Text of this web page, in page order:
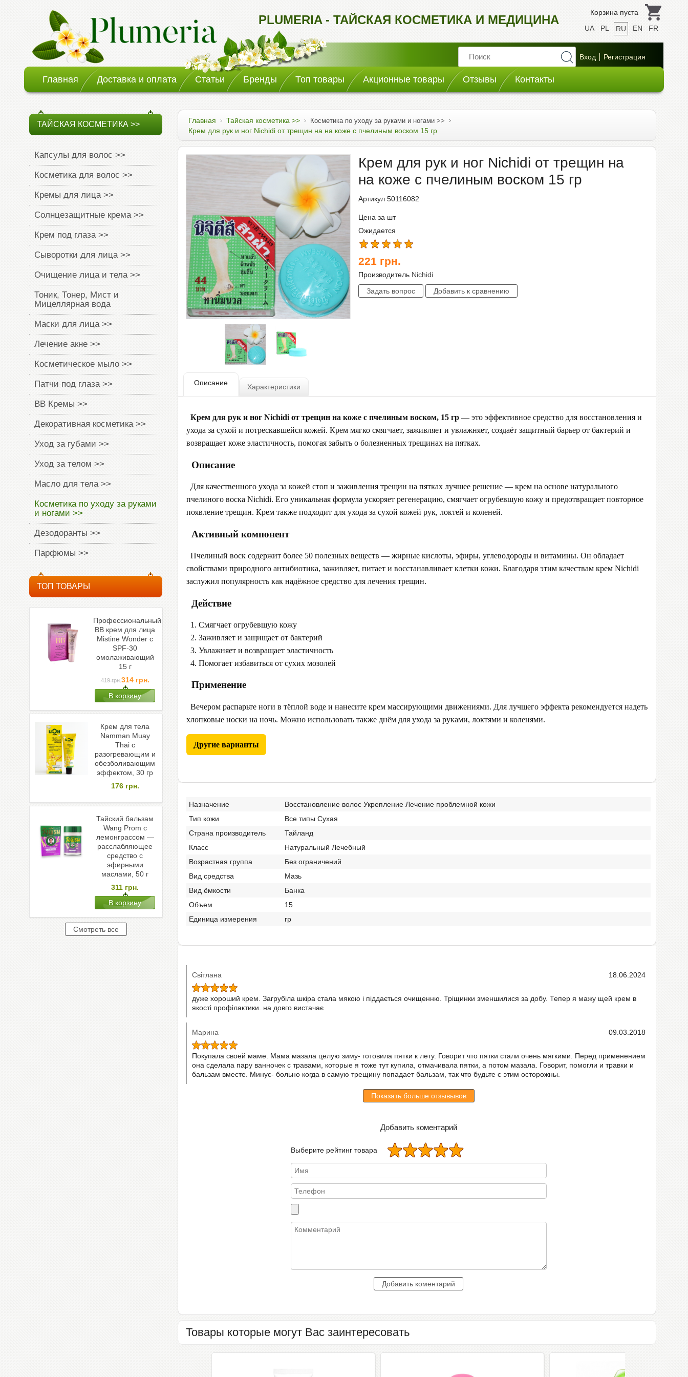
PLUMERIA - ТАЙСКАЯ КОСМЕТИКА И МЕДИЦИНА
Корзина пуста
UA
PL RU EN FR
Главная Доставка и оплата Статьи Бренды Топ товары Акционные товары Отзывы Контакты
ТАЙСКАЯ КОСМЕТИКА >>
Капсулы для волос >>
Косметика для волос >>
Кремы для лица >>
Солнцезащитные крема >>
Крем под глаза >>
Сыворотки для лица >>
Очищение лица и тела >>
Тоник, Тонер, Мист и
Мицеллярная вода
Маски для лица >>
Лечение акне >>
Косметическое мыло >>
Патчи под глаза >>
BB Кремы >>
Декоративная косметика >>
Уход за губами >>
Уход за телом >>
Масло для тела >>
Косметика по уходу за руками
и ногами >>
Дезодоранты >>
Парфюмы >>
ТОП ТОВАРЫ
Профессиональный
ВВ крем для лица
Mistine Wonder c
SPF-30
омолаживающий
15 г
419грн.314 грн.
Крем для тела
Namman Muay
Thai с
разогревающим и
обезболивающим
эффектом, 30 гр
176 грн.
Тайский бальзам
Wang Prom с
лемонграссом —
расслабляющее
средство с
эфирными
маслами, 50 г
311 грн.
Главная Тайская косметика >> Косметика по уходу за руками и ногами >>
Крем для рук и ног Nichidi от трещин на на коже с пчелиным воском 15 гр
Крем для рук и ног Nichidi от трещин на
на коже с пчелиным воском 15 гр
Артикул 50116082
Цена за шт
Ожидается
221 грн.
Производитель Nichidi
Описание Характеристики
Крем для рук и ног Nichidi от трещин на коже с пчелиным воском, 15 гр — это эффективное средство для восстановления и
ухода за сухой и потрескавшейся кожей. Крем мягко смягчает, заживляет и увлажняет, создаёт защитный барьер от бактерий и
возвращает коже эластичность, помогая забыть о болезненных трещинах на пятках.
Описание
Для качественного ухода за кожей стоп и заживления трещин на пятках лучшее решение — крем на основе натурального
пчелиного воска Nichidi. Его уникальная формула ускоряет регенерацию, смягчает огрубевшую кожу и предотвращает повторное
появление трещин. Крем также подходит для ухода за сухой кожей рук, локтей и коленей.
Активный компонент
Пчелиный воск содержит более 50 полезных веществ — жирные кислоты, эфиры, углеводороды и витамины. Он обладает
свойствами природного антибиотика, заживляет, питает и восстанавливает клетки кожи. Благодаря этим качествам крем Nichidi
заслужил популярность как надёжное средство для лечения трещин.
Действие
1. Смягчает огрубевшую кожу
2. Заживляет и защищает от бактерий
3. Увлажняет и возвращает эластичность
4. Помогает избавиться от сухих мозолей
Применение
Вечером распарьте ноги в тёплой воде и нанесите крем массирующими движениями. Для лучшего эффекта рекомендуется надеть
хлопковые носки на ночь. Можно использовать также днём для ухода за руками, локтями и коленями.
Другие варианты
Назначение
Восстановление волос Укрепление Лечение проблемной кожи
Тип кожи
Все типы Сухая
Страна производитель
Тайланд
Класс
Натуральный Лечебный
Возрастная группа
Без ограничений
Вид средства
Мазь
Вид ёмкости
Банка
Объем
15
Единица измерения
гр
Світлана 18.06.2024
дуже хороший крем. Загрубіла шкіра стала мякою і піддається очищенню. Тріщинки зменшилися за добу. Тепер я мажу щей крем в
якості профілактики. на довго вистачає
Марина 09.03.2018
Покупала своей маме. Мама мазала целую зиму- готовила пятки к лету. Говорит что пятки стали очень мягкими. Перед применением
она сделала пару ванночек с травами, которые я тоже тут купила, отмачивала пятки, а потом мазала. Говорит, помогли и травки и
бальзам вместе. Минус- больно когда в самую трещину попадает бальзам, так что будьте с этим осторожны.
Показать больше отзывывов
Добавить коментарий
Выберите рейтинг товара
Товары которые могут Вас заинтересовать